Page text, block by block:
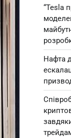
“Tesla
Нафта